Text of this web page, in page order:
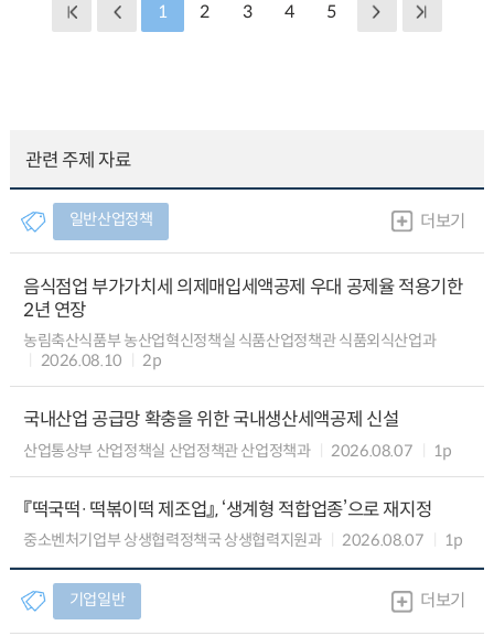
1 2 3 4 5
관련 주제 자료
일반산업정책 더보기
음식점업 부가가치세 의제매입세액공제 우대 공제율 적용기한
2년 연장
농림축산식품부 농산업혁신정책실 식품산업정책관 식품외식산업과
2026.08.10
2p
국내산업 공급망 확충을 위한 국내생산세액공제 신설
산업통상부 산업정책실 산업정책관 산업정책과 2026.08.07 1p
『떡국떡·떡볶이떡 제조업』, ‘생계형 적합업종’으로 재지정
중소벤처기업부 상생협력정책국 상생협력지원과 2026.08.07 1p
기업일반 더보기